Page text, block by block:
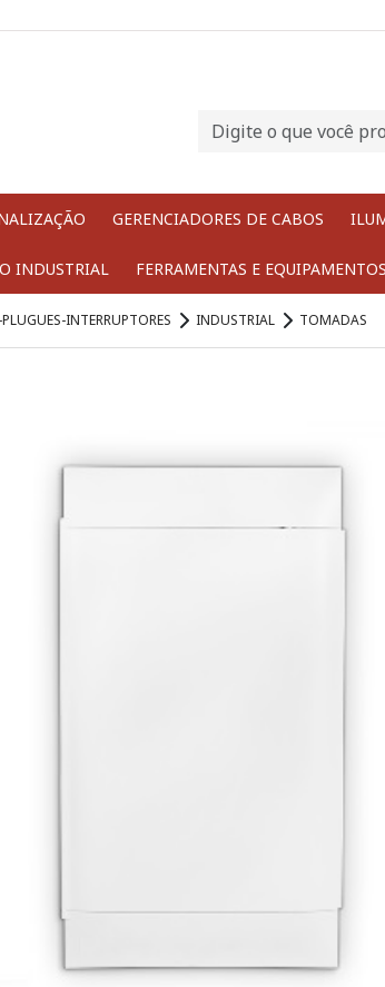
GERENCIADORES DE CABOS
INDUSTRIAL FERRAMENTAS E EQUIPAMENTOS
INTERRUPTORES INDUSTRIAL TOMADAS